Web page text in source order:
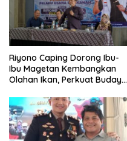
Riyono Caping Dorong Ibu-
Ibu Magetan Kembangkan
Olahan Ikan, Perkuat Budaya